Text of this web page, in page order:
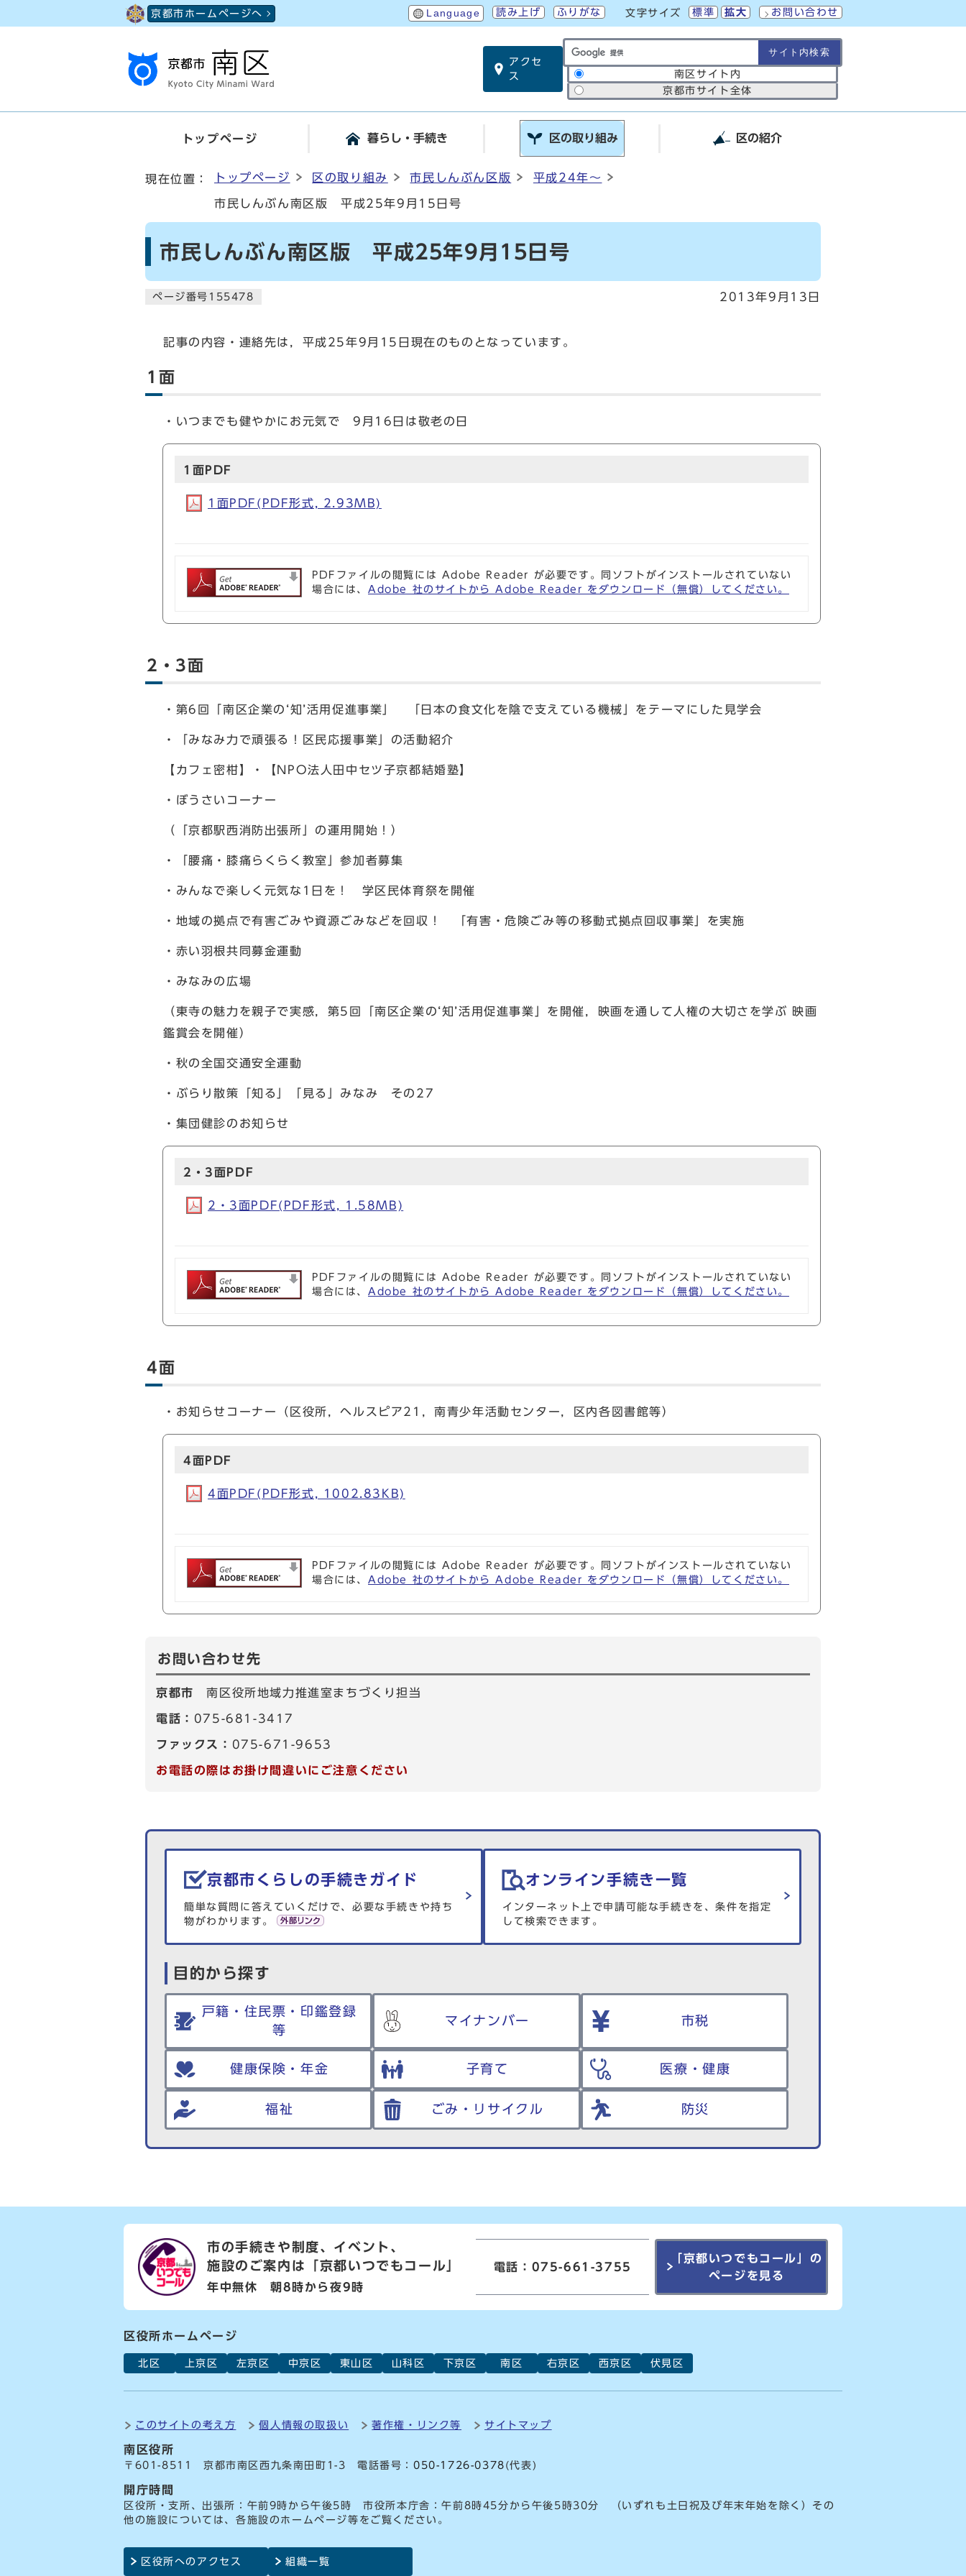
京都市ホームページへ Language 読み上げ ふりがな 文字サイズ 標準 拡大 お問い合わせ
アクセ
ス
サイト内検索の範囲
南区サイト内
京都市サイト全体
トップページ 暮らし・手続き 区の取り組み 区の紹介
現在位置： トップページ 区の取り組み 市民しんぶん区版 平成24年～
市民しんぶん南区版 平成25年9月15日号
市民しんぶん南区版 平成25年9月15日号
ページ番号155478 2013年9月13日
記事の内容・連絡先は，平成25年9月15日現在のものとなっています。
1面
・いつまでも健やかにお元気で 9月16日は敬老の日
1面PDF
1面PDF(PDF形式, 2.93MB)
PDFファイルの閲覧には Adobe Reader が必要です。同ソフトがインストールされていない
場合には、 Adobe 社のサイトから Adobe Reader をダウンロード（無償）してください。
2・3面
・第6回「南区企業の‘知’活用促進事業」 「日本の食文化を陰で支えている機械」をテーマにした見学会
・「みなみ力で頑張る！区民応援事業」の活動紹介
【カフェ密柑】・【NPO法人田中セツ子京都結婚塾】
・ぼうさいコーナー
（「京都駅西消防出張所」の運用開始！）
・「腰痛・膝痛らくらく教室」参加者募集
・みんなで楽しく元気な1日を！ 学区民体育祭を開催
・地域の拠点で有害ごみや資源ごみなどを回収！ 「有害・危険ごみ等の移動式拠点回収事業」を実施
・赤い羽根共同募金運動
・みなみの広場
（東寺の魅力を親子で実感，第5回「南区企業の‘知’活用促進事業」を開催，映画を通して人権の大切さを学ぶ 映画
鑑賞会を開催）
・秋の全国交通安全運動
・ぶらり散策「知る」「見る」みなみ その27
・集団健診のお知らせ
2・3面PDF
2・3面PDF(PDF形式, 1.58MB)
PDFファイルの閲覧には Adobe Reader が必要です。同ソフトがインストールされていない
場合には、 Adobe 社のサイトから Adobe Reader をダウンロード（無償）してください。
4面
・お知らせコーナー（区役所，ヘルスピア21，南青少年活動センター，区内各図書館等）
4面PDF
4面PDF(PDF形式, 1002.83KB)
PDFファイルの閲覧には Adobe Reader が必要です。同ソフトがインストールされていない
場合には、 Adobe 社のサイトから Adobe Reader をダウンロード（無償）してください。
お問い合わせ先
京都市南区役所地域力推進室まちづくり担当
電話： 075-681-3417
ファックス： 075-671-9653
お電話の際はお掛け間違いにご注意ください
生活情報を探す
京都市くらしの手続きガイド
簡単な質問に答えていくだけで、必要な手続きや持ち
物がわかります。
オンライン手続き一覧
インターネット上で申請可能な手続きを、条件を指定
して検索できます。
目的から探す
戸籍・住民票・印鑑登録
等
マイナンバー 市税
健康保険・年金 子育て 医療・健康
福祉 ごみ・リサイクル 防災
市の手続きや制度、イベント、
施設のご案内は
「京都いつでもコール」
年中無休 朝8時から夜9時
電話：075-661-3755
「京都いつでもコール」の
ページを見る
区役所ホームページ
北区 上京区 左京区 中京区 東山区 山科区 下京区 南区 右京区 西京区 伏見区
このサイトの考え方 個人情報の取扱い 著作権・リンク等 サイトマップ
南区役所
〒601-8511 京都市南区西九条南田町1-3 電話番号：050-1726-0378 (代表)
開庁時間
区役所・支所、出張所：午前9時から午後5時 市役所本庁舎：午前8時45分から午後5時30分 （いずれも土日祝及び年末年始を除く）その
他の施設については、各施設のホームページ等をご覧ください。
区役所へのアクセス 組織一覧